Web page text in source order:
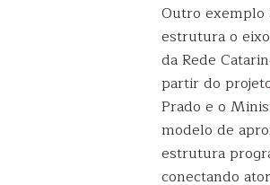
Outro exemplo
estrutura o
da Rede
partir do
Prado e o
modelo de
estrutura
conectando